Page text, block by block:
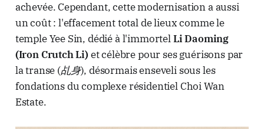
achevée. Cependant, cette modernisation a aussi
un coût : l'effacement total de lieux comme le
temple Yee Sin, dédié à l'immortelLi Daoming
(Iron Crutch Li)et célèbre pour ses guérisons par
la transe (乩身), désormais enseveli sous les
fondations du complexe résidentiel Choi Wan
Estate.